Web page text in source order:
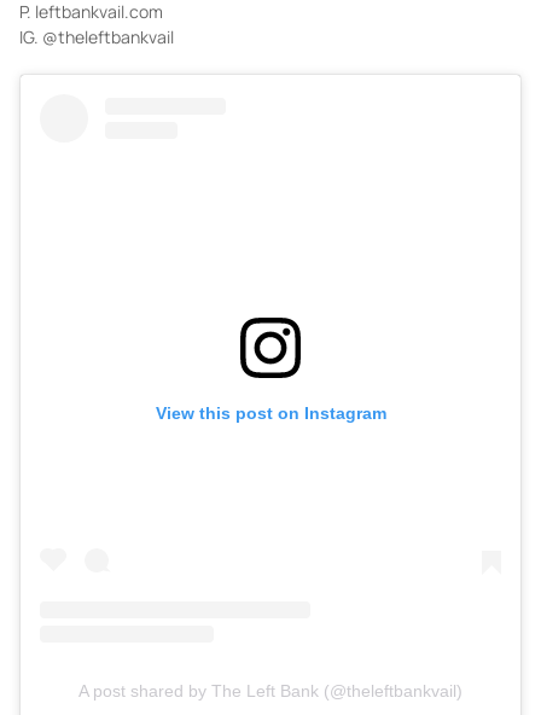
P. leftbankvail.com
IG. @theleftbankvail
View this post on Instagram
A post shared by The Left Bank (@theleftbankvail)